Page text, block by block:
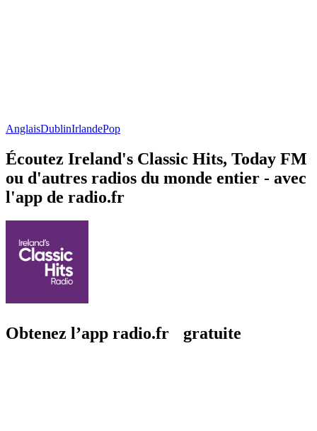
AnglaisDublinIrlandePop
Écoutez Ireland's Classic Hits, Today FM
ou d'autres radios du monde entier - avec
l'app de radio.fr
Obtenez l’app radio.fr gratuite